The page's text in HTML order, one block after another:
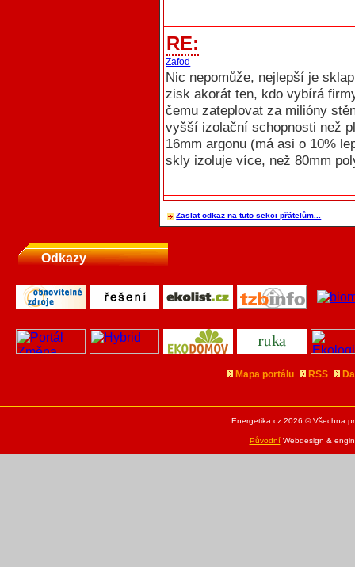
RE:
Zafod
Nic nepomůže, nejlepší je
zisk akorát ten, kdo vybírá
čemu zateplovat za milióny
vyšší izolační schopnosti než
16mm argonu (má asi o 10%
skly izoluje více, než 80mm
Zaslat odkaz na tuto sekci přátelům...
Odkazy
Mapa portálu RSS
Energetika.cz 2026 © Všechna
PůvodníWebdesign &